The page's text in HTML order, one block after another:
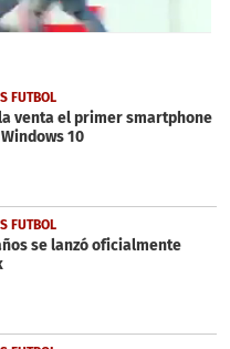
FUTBOL
venta el primer smartphone
10
FUTBOL
se lanzó oficialmente